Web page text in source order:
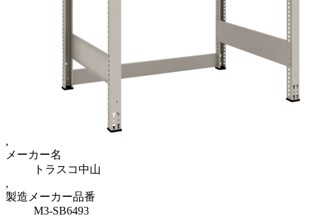
,
メーカー名
トラスコ中山
,
製造メーカー品番
M3-SB6493